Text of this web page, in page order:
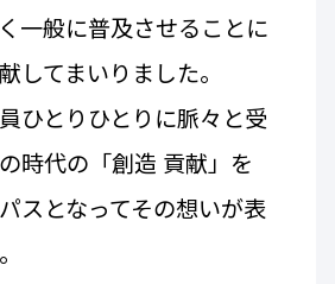
一般に普及させることに
してまいりました。
ひとりひとりに脈々と受
時代の「創造 貢献」を
スとなってその想いが表